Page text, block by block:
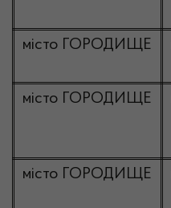
місто ГОРОДИЩЕ
місто ГОРОДИЩЕ
місто ГОРОДИЩЕ